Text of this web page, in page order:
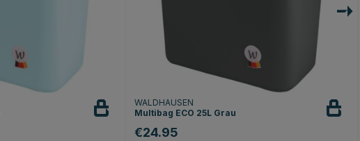
WALDHAUSEN
Multibag ECO 25L Grau
€24.95